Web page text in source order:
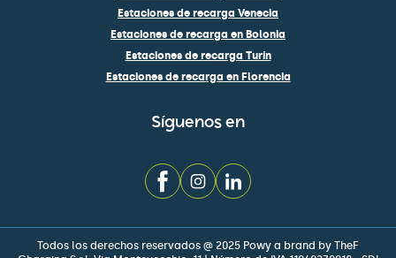
Estaciones de recarga Venecia
Estaciones de recarga en Bolonia
Estaciones de recarga Turín
Estaciones de recarga en Florencia
Síguenos en
Todos los derechos reservados @ 2025 Powy a brand by TheF